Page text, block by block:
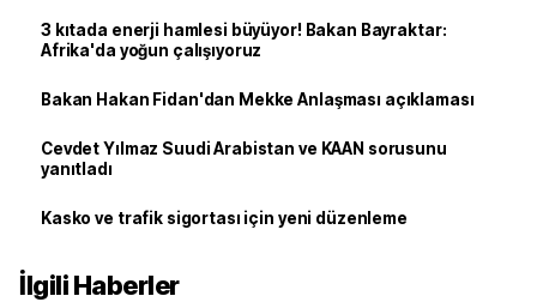
3 kıtada enerji hamlesi büyüyor! Bakan Bayraktar:
Afrika'da yoğun çalışıyoruz
Bakan Hakan Fidan'dan Mekke Anlaşması açıklaması
Cevdet Yılmaz Suudi Arabistan ve KAAN sorusunu
yanıtladı
Kasko ve trafik sigortası için yeni düzenleme
İlgili Haberler